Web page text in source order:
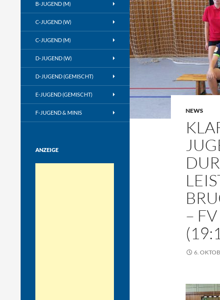
NEWS
–
6.
B-JUGEND (M)
C-JUGEND (W)
C-JUGEND (M)
D-JUGEND (W)
D-JUGEND (GEMISCHT)
E-JUGEND (GEMISCHT)
F-JUGEND & MINIS
ANZEIGE